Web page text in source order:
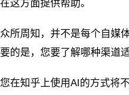
在这方面提供帮助。
众所周知，并不是每个自媒
要的是，您要了解哪种渠道
您在知乎上使用AI的方式将